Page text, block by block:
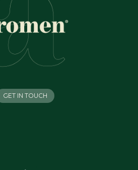
GET IN TOUCH